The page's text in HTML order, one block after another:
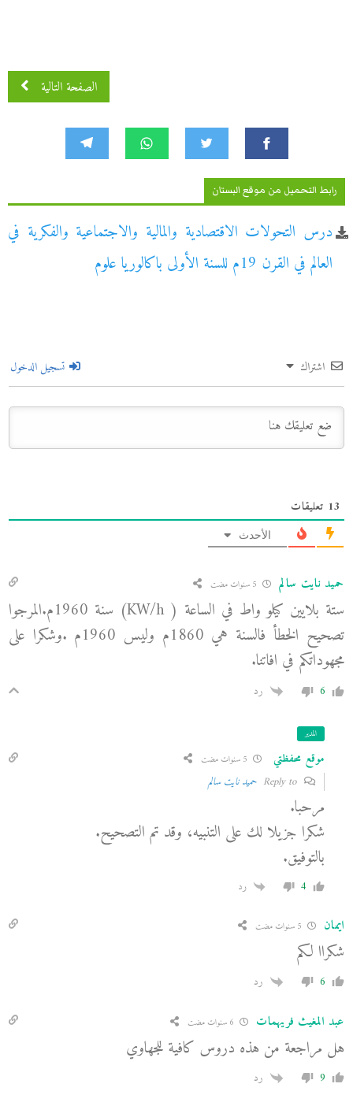
الصفحة التالية
رابط التحميل من موقع البستان
درس التحولات الاقتصادية والمالية والاجتماعية والفكرية في
العالم في القرن 19م للسنة الأولى باكالوريا علوم
اشتراك تسجيل الدخول
13 تعليقات
الأحدث
حميد نايت سالم
ستة بلايين كيلو واط في الساعة ( KW/h) سنة 1960م.المرجوا
تصحيح الخطأ فالسنة هي 1860م وليس 1960م .وشكرا على
مجهوداتكم في افاتنا.
6 رد
المدير
موقع محفظتي
Reply to حميد نايت سالم
مرحبا.
شكرا جزيلا لك على التنبيه، وقد تم التصحيح.
بالتوفيق.
4 رد
ايمان
شكراا لكم
6 رد
عبد المغيث فريهمات
هل مراجعة من هذه دروس كافية للجهاوي
9 رد